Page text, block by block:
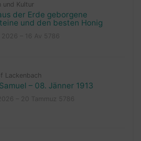
und Kultur
der Erde geborgene
und den besten Honig
Lackenbach
– 08. Jänner 1913